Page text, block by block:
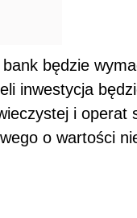
będzie
inwestycja
i operat
o wartości